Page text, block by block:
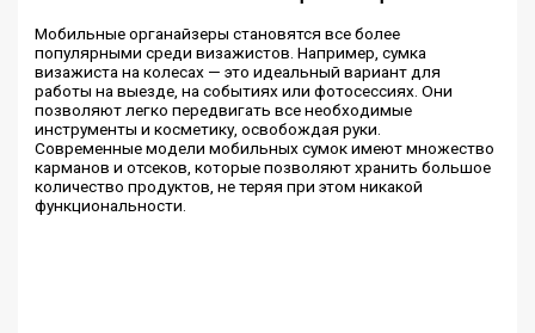
Мобильные органайзеры становятся все более
популярными среди визажистов. Например, сумка
визажиста на колесах — это идеальный вариант для
работы на выезде, на событиях или фотосессиях. Они
позволяют легко передвигать все необходимые
инструменты и косметику, освобождая руки.
Современные модели мобильных сумок имеют множество
карманов и отсеков, которые позволяют хранить большое
количество продуктов, не теряя при этом никакой
функциональности.